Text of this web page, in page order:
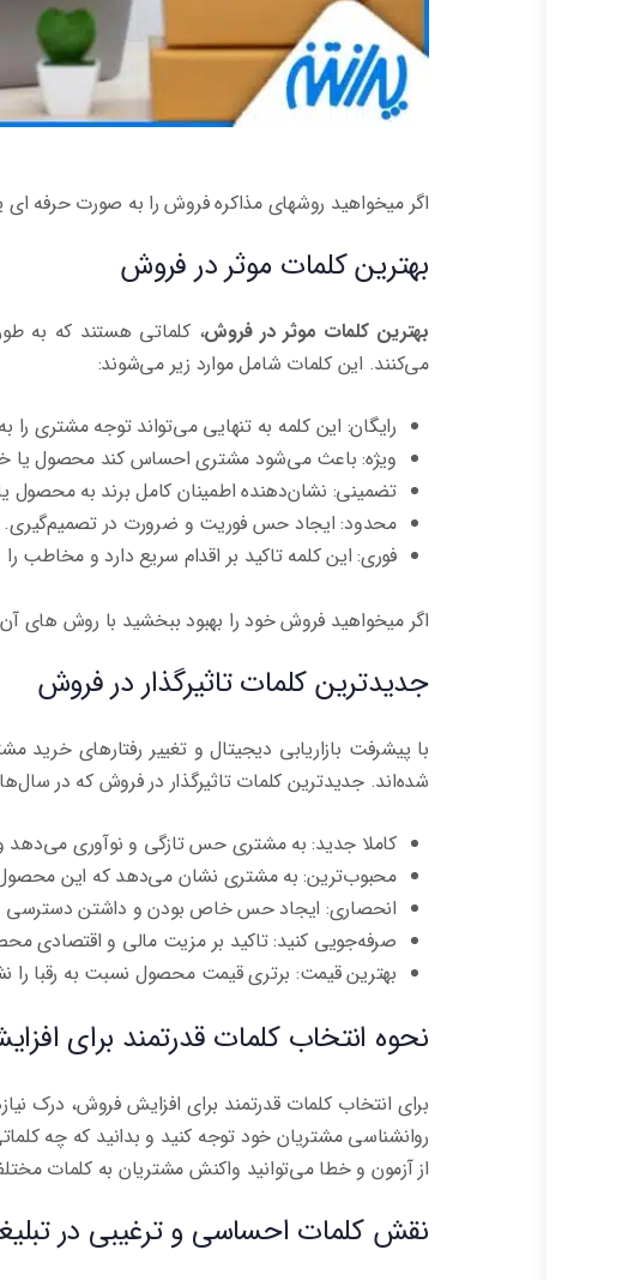
اگر میخواهید روشهای مذاکره فروش را به صورت حرفه ای
بهترین کلمات موثر در فروش
بهترین کلمات موثر در فروش، کلماتی هستند که به
می‌کنند. این کلمات شامل موارد زیر می‌شوند:
رایگان: این کلمه به تنهایی می‌تواند توجه
ویژه: باعث می‌شود مشتری احساس کند محصول
تضمینی: نشان‌دهنده اطمینان کامل برند به
محدود: ایجاد حس فوریت و ضرورت در تصمیم‌گیری.
فوری: این کلمه تاکید بر اقدام سریع دارد و مخاطب
اگر میخواهید فروش خود را بهبود ببخشید با روش های
جدیدترین کلمات تاثیرگذار در فروش
با پیشرفت بازاریابی دیجیتال و تغییر رفتارهای خرید
شده‌اند. جدیدترین کلمات تاثیرگذار در فروش که در
کاملا جدید: به مشتری حس تازگی و نوآوری
محبوب‌ترین: به مشتری نشان می‌دهد که این محصول
انحصاری: ایجاد حس خاص بودن و داشتن دسترسی
صرفه‌جویی کنید: تاکید بر مزیت مالی و اقتصادی
بهترین قیمت: برتری قیمت محصول نسبت به رقبا
نحوه انتخاب کلمات قدرتمند برای
برای انتخاب کلمات قدرتمند برای افزایش فروش، درک
روانشناسی مشتریان خود توجه کنید و بدانید که چه
از آزمون و خطا می‌توانید واکنش مشتریان به کلمات
نقش کلمات احساسی و ترغیبی در